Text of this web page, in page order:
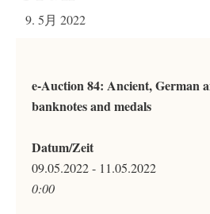
9. 5月 2022
e-Auction 84: Ancient, German
banknotes and medals
Datum/Zeit
09.05.2022 - 11.05.2022
0:00